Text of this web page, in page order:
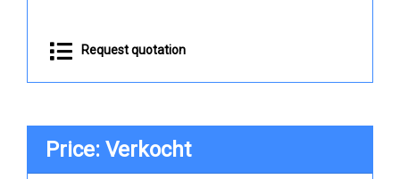
Request quotation
Price: Verkocht